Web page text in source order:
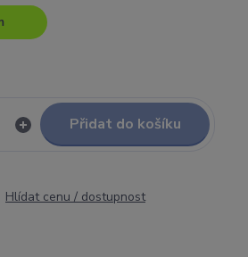
Přidat do košíku
Hlídat cenu / dostupnost